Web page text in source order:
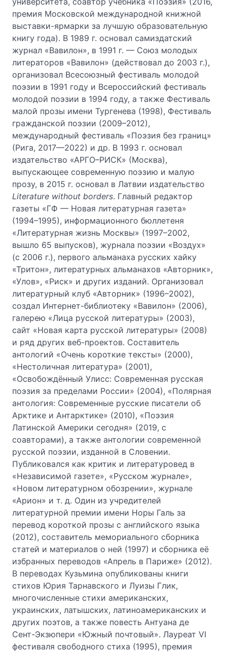
премия Московской международной книжной
выставки-ярмарки за лучшую образовательную
книгу года). В 1989 г. основал самиздатский
журнал «Вавилон», в 1991 г. — Союз молодых
литераторов «Вавилон» (действовал до 2003 г.),
организовал Всесоюзный фестиваль молодой
поэзии в 1991 году и Всероссийский фестиваль
молодой поэзии в 1994 году, а также Фестиваль
малой прозы имени Тургенева (1998), Фестиваль
гражданской поэзии (2009–2012),
международный фестиваль «Поэзия без границ»
(Рига, 2017—2022) и др. В 1993 г. основал
издательство «АРГО–РИСК» (Москва),
выпускающее современную поэзию и малую
прозу, в 2015 г. основал в Латвии издательство
Literature without borders. Главный редактор
газеты «ГФ — Новая литературная газета»
(1994–1995), информационного бюллетеня
«Литературная жизнь Москвы» (1997–2002,
вышло 65 выпусков), журнала поэзии «Воздух»
(с 2006 г.), первого альманаха русских хайку
«Тритон», литературных альманахов «Авторник»,
«Улов», «Риск» и других изданий. Организовал
литературный клуб «Авторник» (1996–2002),
создал Интернет-библиотеку «Вавилон» (2006),
галерею «Лица русской литературы» (2003),
сайт «Новая карта русской литературы» (2008)
и ряд других веб-проектов. Составитель
антологий «Очень короткие тексты» (2000),
«Нестоличная литература» (2001),
«Освобождённый Улисс: Современная русская
поэзия за пределами России» (2004), «Полярная
антология: Современные русские писатели об
Арктике и Антарктике» (2010), «Поэзия
Латинской Америки сегодня» (2019, с
соавторами), а также антологии современной
русской поэзии, изданной в Словении.
Публиковался как критик и литературовед в
«Независимой газете», «Русском журнале»,
«Новом литературном обозрении», журнале
«Арион» и т. д. Один из учредителей
литературной премии имени Норы Галь за
перевод короткой прозы с английского языка
(2012), составитель мемориального сборника
статей и материалов о ней (1997) и сборника её
избранных переводов «Апрель в Париже» (2012).
В переводах Кузьмина опубликованы книги
стихов Юрия Тарнавского и Луизы Глик,
многочисленные стихи американских,
украинских, латышских, латиноамериканских и
других поэтов, а также повесть Антуана де
Сент-Экзюпери «Южный почтовый». Лауреат VI
фестиваля свободного стиха (1995), премия